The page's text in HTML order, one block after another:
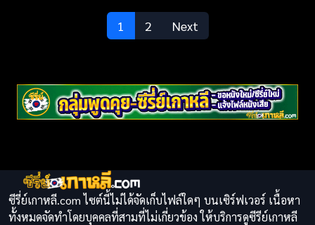
1 2 Next
ซีรี่ย์เกาหลี.com ไซต์นี้ไม่ได้จัดเก็บไฟล์ใดๆ บนเซิร์ฟเวอร์ เนื้อหา
ทั้งหมดจัดทำโดยบุคคลที่สามที่ไม่เกี่ยวข้อง ให้บริการดูซีรีย์เกาหลี